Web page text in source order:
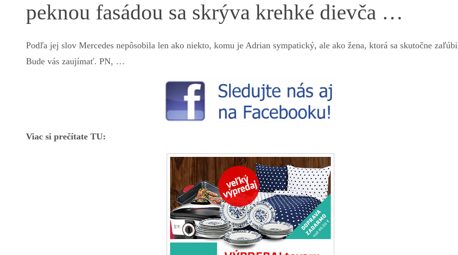
peknou fasádou sa skrýva krehké dievča …
Podľa jej slov Mercedes nepôsobila len ako niekto, komu je Adrian sympatický, ale ako žena, ktorá sa skutočne
Bude vás zaujímať. PN, …
Viac si prečítate TU: